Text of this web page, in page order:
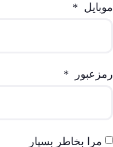
موبایل *
رمزعبور *
مرا بخاطر بسپار